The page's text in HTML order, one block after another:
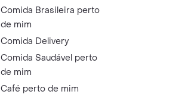
Comida Brasileira perto
de mim
Comida Delivery
Comida Saudável perto
de mim
Café perto de mim